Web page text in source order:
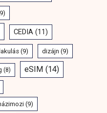
CEDIA (11)
(9) dizájn (9)
(8) eSIM (14)
(9)